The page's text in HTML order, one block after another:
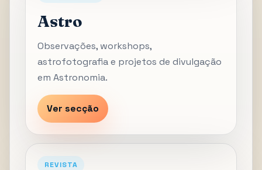
Astro
Observações, workshops,
astrofotografia e projetos de divulgação
em Astronomia.
Ver secção
REVISTA